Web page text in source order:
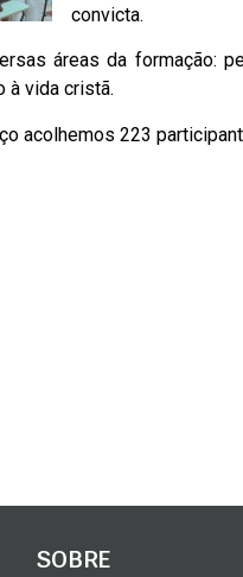
convicta.
áreas da formação:
à vida cristã.
acolhemos 223
SOBRE